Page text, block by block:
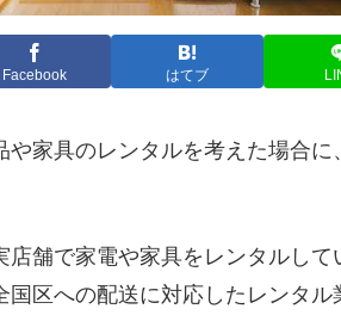
Facebook はてブ
家具のレンタルを考えた場合
舗で家電や家具をレンタルし
区への配送に対応したレンタル